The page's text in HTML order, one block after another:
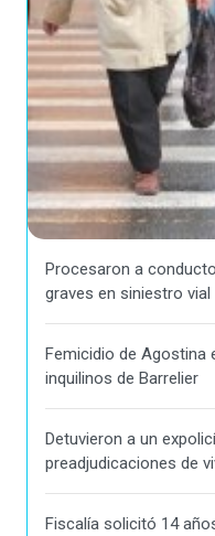
Procesaron a
graves en siniestro vial
Femicidio de Agostina
inquilinos de Barrelier
Detuvieron a un
preadjudicaciones de
Fiscalía solicitó 14